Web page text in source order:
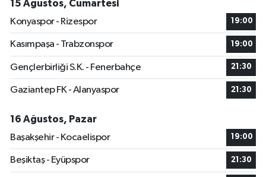
15 Ağustos, Cumartesi
Konyaspor - Rizespor
19:00
Kasımpaşa - Trabzonspor 19:00
Gençlerbirliği S.K. - Fenerbahçe 21:30
Gaziantep FK - Alanyaspor 21:30
16 Ağustos, Pazar
Başakşehir - Kocaelispor
19:00
Beşiktaş - Eyüpspor 21:30